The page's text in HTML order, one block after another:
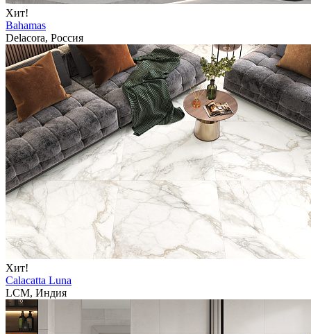
Хит!
Bahamas
Delacora, Россия
Хит!
Calacatta Luna
LCM, Индия